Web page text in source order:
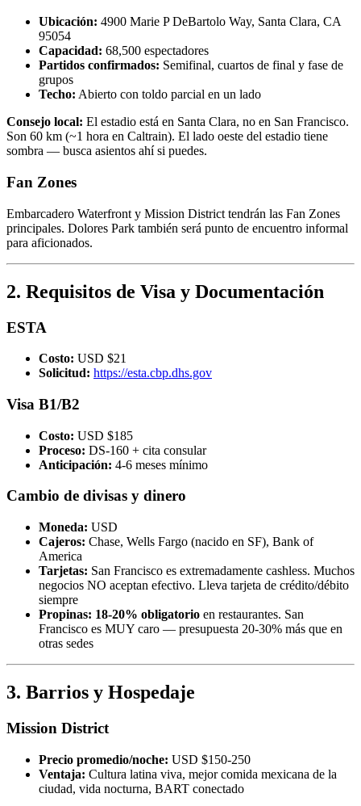
Ubicación: 4900 Marie P DeBartolo Way, Santa Clara, CA
95054
Capacidad: 68,500 espectadores
Partidos confirmados: Semifinal, cuartos de final y fase de
grupos
Techo: Abierto con toldo parcial en un lado
Consejo local: El estadio está en Santa Clara, no en San Francisco.
Son 60 km (~1 hora en Caltrain). El lado oeste del estadio tiene
sombra — busca asientos ahí si puedes.
Fan Zones
Embarcadero Waterfront y Mission District tendrán las Fan Zones
principales. Dolores Park también será punto de encuentro informal
para aficionados.
2. Requisitos de Visa y Documentación
ESTA
Costo: USD $21
Solicitud: https://esta.cbp.dhs.gov
Visa B1/B2
Costo: USD $185
Proceso: DS-160 + cita consular
Anticipación: 4-6 meses mínimo
Cambio de divisas y dinero
Moneda: USD
Cajeros: Chase, Wells Fargo (nacido en SF), Bank of
America
Tarjetas: San Francisco es extremadamente cashless. Muchos
negocios NO aceptan efectivo. Lleva tarjeta de crédito/débito
siempre
Propinas: 18-20% obligatorio en restaurantes. San
Francisco es MUY caro — presupuesta 20-30% más que en
otras sedes
3. Barrios y Hospedaje
Mission District
Precio promedio/noche: USD $150-250
Ventaja: Cultura latina viva, mejor comida mexicana de la
ciudad, vida nocturna, BART conectado